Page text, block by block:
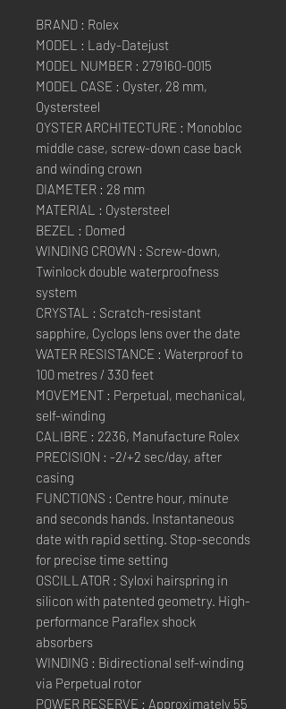
BRAND : Rolex
MODEL : Lady-Datejust
MODEL NUMBER : 279160-0015
MODEL CASE : Oyster, 28 mm,
Oystersteel
OYSTER ARCHITECTURE : Monobloc
middle case, screw-down case back
and winding crown
DIAMETER : 28 mm
MATERIAL : Oystersteel
BEZEL : Domed
WINDING CROWN : Screw-down,
Twinlock double waterproofness
system
CRYSTAL : Scratch-resistant
sapphire, Cyclops lens over the date
WATER RESISTANCE : Waterproof to
100 metres / 330 feet
MOVEMENT : Perpetual, mechanical,
self-winding
CALIBRE : 2236, Manufacture Rolex
PRECISION : -2/+2 sec/day, after
casing
FUNCTIONS : Centre hour, minute
and seconds hands. Instantaneous
date with rapid setting. Stop-seconds
for precise time setting
OSCILLATOR : Syloxi hairspring in
silicon with patented geometry. High-
performance Paraflex shock
absorbers
WINDING : Bidirectional self-winding
via Perpetual rotor
POWER RESERVE : Approximately 55